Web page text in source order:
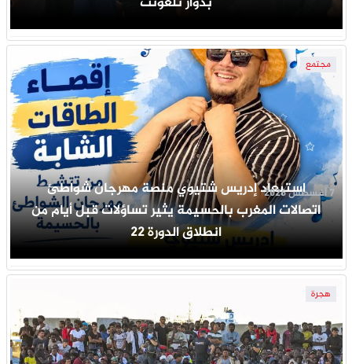
مجتمع
استبعاد إدريس شتيوي منصة مهرجان شواطئ
اتصالات المغرب بالحسيمة يثير تساؤلات قبل أيام من
انطلاق الدورة 22
7 أغسطس 2026
هجرة